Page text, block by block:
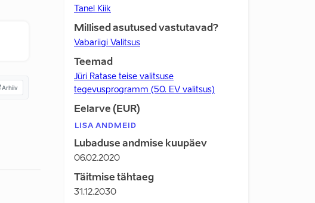
Arhiiv
Tanel Kiik
Millised asutused vastutavad?
Vabariigi Valitsus
Teemad
Jüri Ratase teise valitsuse
tegevusprogramm (50. EV valitsus)
Eelarve (EUR)
LISA ANDMEID
Lubaduse andmise kuupäev
06.02.2020
Täitmise tähtaeg
31.12.2030